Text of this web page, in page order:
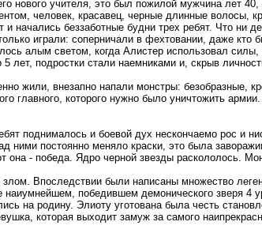
нового учителя, это был пожилой мужчина лет
человек, красавец, черные длинные волосы,
начались беззаботные будни трех ребят. Что ни
играли: соперничали в фехтовании, даже кто
алым светом, когда Алистер использовал
лет, подростки стали наемниками и, скрыв
жили, внезапно напали монстры: безобразные,
главного, которого нужно было уничтожить
поднималось и боевой дух нескончаемо рос и
ними постоянно меняло краски, это была
она - победа. Ядро черной звезды раскололось.
злом. Впоследствии были написаны множество
победившем демонического зверя 4
на родину. Элиоту уготована была честь
которая выходит замуж за самого